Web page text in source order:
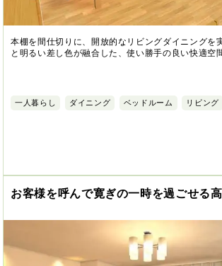
本棚を間仕切りに、開放的なリビングダイニングを
と明るい差し色が融合した、使い勝手の良い快適空
一人暮らし ダイニング ベッドルーム リビング
お客様を呼んで寛ぎの一時を過ごせる